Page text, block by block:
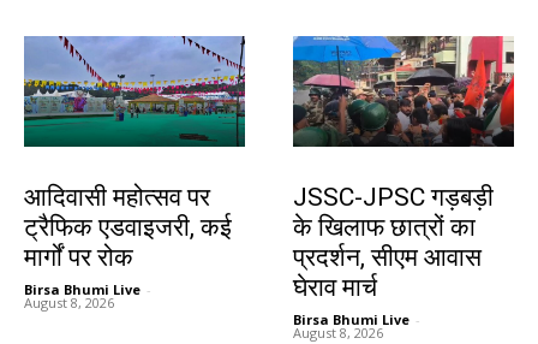
आदिवासी महोत्सव पर
ट्रैफिक एडवाइजरी, कई
मार्गों पर रोक
Birsa Bhumi Live -
August 8, 2026
JSSC-JPSC गड़बड़ी
के खिलाफ छात्रों का
प्रदर्शन, सीएम आवास
घेराव मार्च
Birsa Bhumi Live -
August 8, 2026